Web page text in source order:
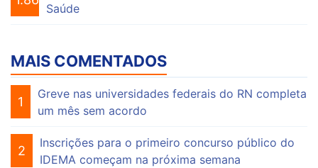
Saúde
MAIS COMENTADOS
1
Greve nas universidades federais do RN completa
um mês sem acordo
2
Inscrições para o primeiro concurso público do
IDEMA começam na próxima semana